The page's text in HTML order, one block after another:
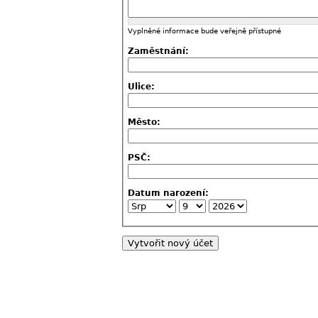
Vyplněné informace bude veřejně přístupné
Zaměstnání:
Ulice:
Město:
PSČ:
Datum narození: